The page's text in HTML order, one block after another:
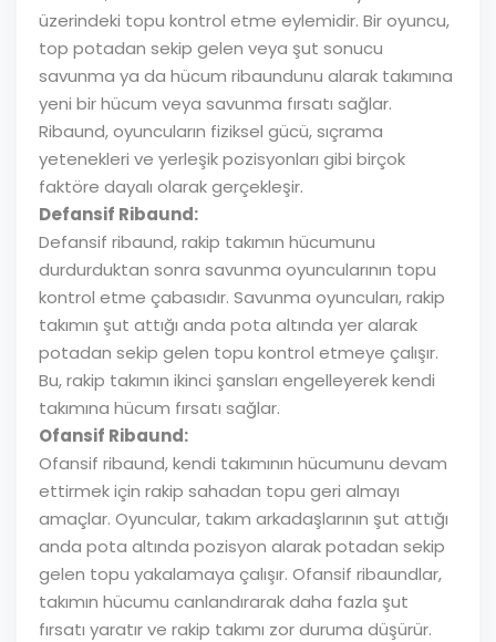
üzerindeki topu kontrol etme eylemidir. Bir oyuncu,
top potadan sekip gelen veya şut sonucu
savunma ya da hücum ribaundunu alarak takımına
yeni bir hücum veya savunma fırsatı sağlar.
Ribaund, oyuncuların fiziksel gücü, sıçrama
yetenekleri ve yerleşik pozisyonları gibi birçok
faktöre dayalı olarak gerçekleşir.
Defansif Ribaund:
Defansif ribaund, rakip takımın hücumunu
durdurduktan sonra savunma oyuncularının topu
kontrol etme çabasıdır. Savunma oyuncuları, rakip
takımın şut attığı anda pota altında yer alarak
potadan sekip gelen topu kontrol etmeye çalışır.
Bu, rakip takımın ikinci şansları engelleyerek kendi
takımına hücum fırsatı sağlar.
Ofansif Ribaund:
Ofansif ribaund, kendi takımının hücumunu devam
ettirmek için rakip sahadan topu geri almayı
amaçlar. Oyuncular, takım arkadaşlarının şut attığı
anda pota altında pozisyon alarak potadan sekip
gelen topu yakalamaya çalışır. Ofansif ribaundlar,
takımın hücumu canlandırarak daha fazla şut
fırsatı yaratır ve rakip takımı zor duruma düşürür.